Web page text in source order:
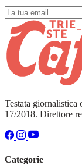
Testata giornalistica
17/2018. Direttore
Categorie